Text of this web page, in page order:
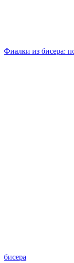
Фиалки из бисера:
бисера